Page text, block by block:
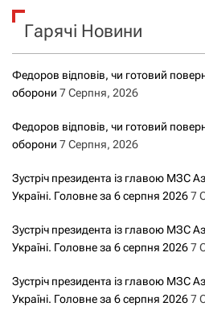
к
Гарячі Новини
Федоров відповів, чи готовий
оборони 7 Серпня, 2026
Федоров відповів, чи готовий
оборони 7 Серпня, 2026
Зустріч президента із главою МЗС
Україні. Головне за 6 серпня 20267
Зустріч президента із главою МЗС
Україні. Головне за 6 серпня 20267
Зустріч президента із главою МЗС
Україні. Головне за 6 серпня 20267